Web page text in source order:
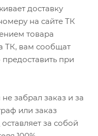
доставку
на сайте ТК
товара
ТК, вам сообщат
при
забрал заказ и за
или заказ
за собой